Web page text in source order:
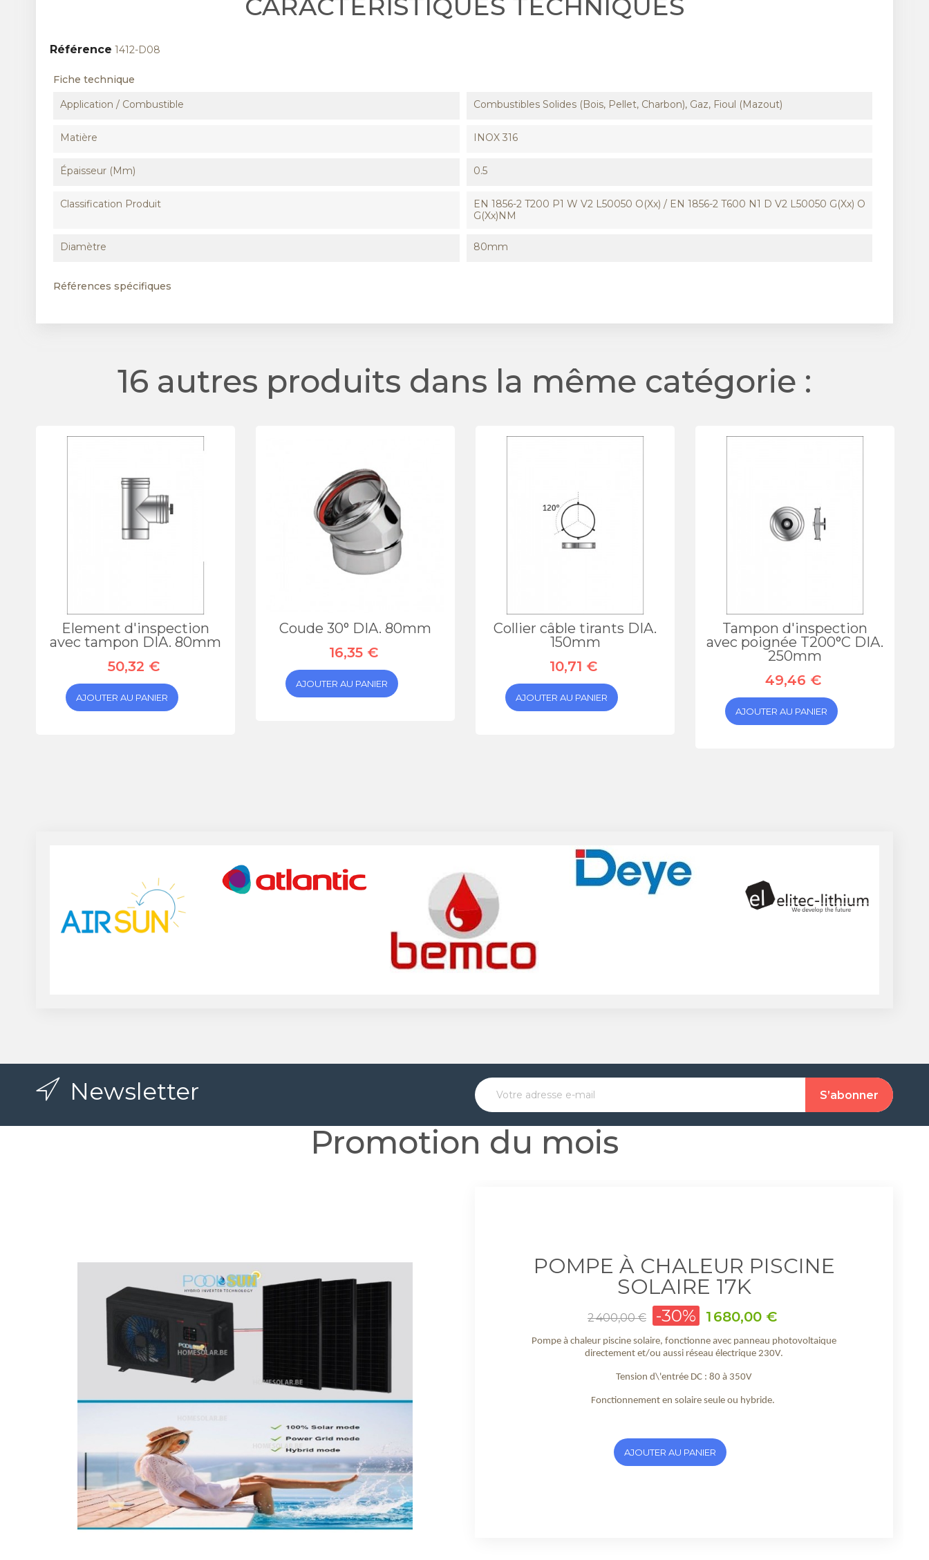
CARACTÉRISTIQUES TECHNIQUES
Référence 1412-D08
Fiche technique
Application / Combustible
Combustibles Solides (Bois, Pellet, Charbon), Gaz, Fioul (Mazout)
Matière INOX 316
Épaisseur (mm) 0.5
Classification Produit
EN 1856-2 T200 P1 W V2 L50050 O(xx) / EN 1856-2 T600 N1 D V2 L50050 G(xx) O
G(xx)NM
Diamètre 80mm
Références spécifiques
16 autres produits dans la même catégorie :
Element d'inspection
avec tampon DIA. 80mm
50,32 €
AJOUTER AU PANIER
Coude 30° DIA. 80mm
16,35 €
AJOUTER AU PANIER
Collier câble tirants DIA.
150mm
10,71 €
AJOUTER AU PANIER
Tampon d'inspection
avec poignée T200°C DIA.
250mm
49,46 €
AJOUTER AU PANIER
Newsletter
Promotion du mois
POMPE À CHALEUR PISCINE
SOLAIRE 17K
Prix
de
2 400,00 € -30% Prix
1 680,00 €
Pompe à chaleur piscine solaire, fonctionne avec panneau photovoltaique
directement et/ou aussi réseau électrique 230V.
Tension d\'entrée DC : 80 à 350V
Fonctionnement en solaire seule ou hybride.
AJOUTER AU PANIER